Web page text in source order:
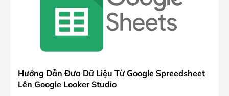
Hướng Dẫn Đưa Dữ Liệu Từ Google Spreedsheet
Lên Google Looker Studio